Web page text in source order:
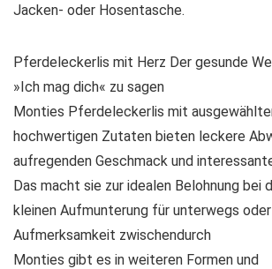
Jacken- oder Hosentasche.
Pferdeleckerlis mit Herz Der gesunde
»Ich mag dich« zu sagen
Monties Pferdeleckerlis mit
hochwertigen Zutaten bieten leckere
aufregenden Geschmack und
Das macht sie zur idealen Belohnung bei
kleinen Aufmunterung für unterwegs
Aufmerksamkeit zwischendurch
Monties gibt es in weiteren Formen und